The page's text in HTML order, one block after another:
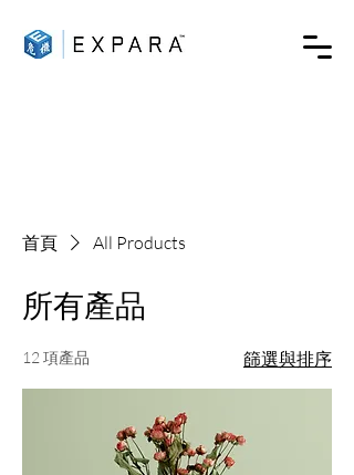
首頁 All Products
所有產品
12 項產品 篩選與排序